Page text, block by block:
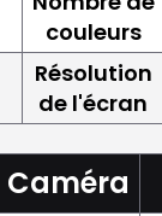
couleurs
Résolution
de l'écran
Caméra